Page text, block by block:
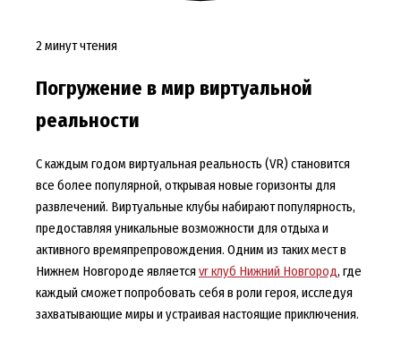
2 минут чтения
Погружение в мир виртуальной
реальности
С каждым годом виртуальная реальность (VR) становится
все более популярной, открывая новые горизонты для
развлечений. Виртуальные клубы набирают популярность,
предоставляя уникальные возможности для отдыха и
активного времяпрепровождения. Одним из таких мест в
Нижнем Новгороде являетсяvr клуб Нижний Новгород, где
каждый сможет попробовать себя в роли героя, исследуя
захватывающие миры и устраивая настоящие приключения.